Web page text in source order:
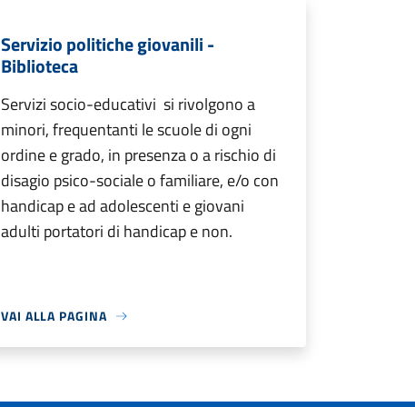
Servizio politiche giovanili -
Biblioteca
Servizi socio-educativi si rivolgono a
minori, frequentanti le scuole di ogni
ordine e grado, in presenza o a rischio di
disagio psico-sociale o familiare, e/o con
handicap e ad adolescenti e giovani
adulti portatori di handicap e non.
VAI ALLA PAGINA